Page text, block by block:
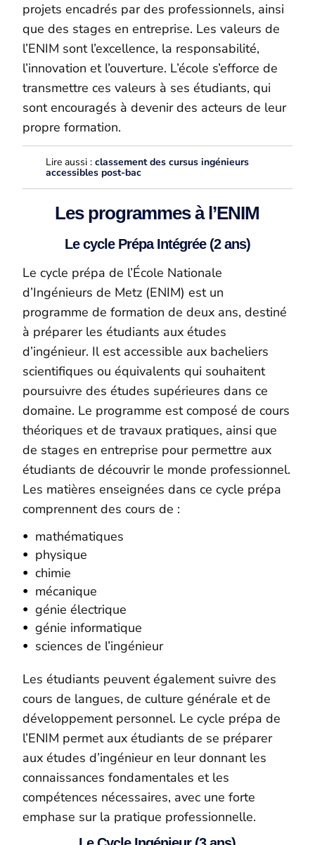
projets encadrés par des professionnels, ainsi
que des stages en entreprise. Les valeurs de
l’ENIM sont l’excellence, la responsabilité,
l’innovation et l’ouverture. L’école s’efforce de
transmettre ces valeurs à ses étudiants, qui
sont encouragés à devenir des acteurs de leur
propre formation.
Lire aussi :classement des cursus ingénieurs
accessibles post-bac
Les programmes à l’ENIM
Le cycle Prépa Intégrée (2 ans)
Le cycle prépa de l’École Nationale
d’Ingénieurs de Metz (ENIM) est un
programme de formation dedeux ans, destiné
à préparer les étudiants aux études
d’ingénieur. Il est accessible aux bacheliers
scientifiques ou équivalents qui souhaitent
poursuivre des études supérieures dans ce
domaine. Le programme est composé de cours
théoriques et de travaux pratiques, ainsi que
de stages en entreprise pour permettre aux
étudiants de découvrir le monde professionnel.
Les matières enseignées dans ce cycle prépa
comprennent des cours de :
mathématiques
physique
chimie
mécanique
génie électrique
génie informatique
sciences de l’ingénieur
Les étudiants peuvent également suivre des
cours de langues, de culture générale et de
développement personnel. Le cycle prépa de
l’ENIM permet aux étudiants de se préparer
aux études d’ingénieur en leur donnant les
connaissances fondamentales et les
compétences nécessaires, avec une forte
emphase sur la pratique professionnelle.